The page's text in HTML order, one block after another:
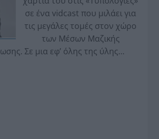
σε ένα vidcast που μιλάει για
τις μεγάλες τομές στον χώρο
των Μέσων Μαζικής
Σε μια εφ’ όλης της ύλης